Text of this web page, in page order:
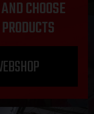
CHOOSE